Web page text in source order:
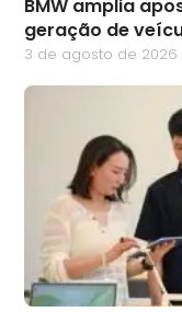
BMW amplia
geração de
3 de agosto de 2026